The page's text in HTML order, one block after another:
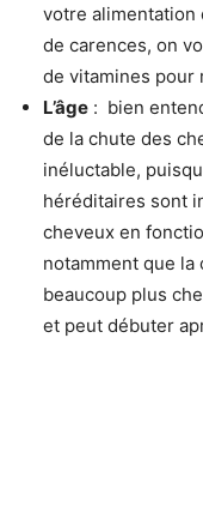
votre alimentation
de carences, on
de vitamines
L’âge : bien
de la chute des
inéluctable,
héréditaires sont
cheveux en
notamment que
beaucoup plus
et peut débuter